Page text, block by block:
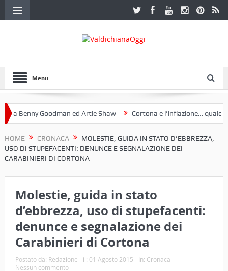
Menu
Benny Goodman ed Artie Shaw Cortona e l’inflazione… qualche
HOME CRONACA
MOLESTIE, GUIDA IN STATO D’EBBREZZA,
USO DI STUPEFACENTI: DENUNCE E SEGNALAZIONE DEI
CARABINIERI DI CORTONA
Molestie, guida in stato
d’ebbrezza, uso di stupefacenti:
denunce e segnalazione dei
Carabinieri di Cortona
Postato da: Redazione il: 01 Agosto 2015 In: Cronaca
Nessun commento